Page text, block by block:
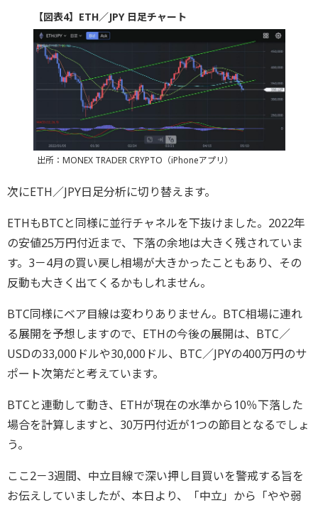
【図表4】ETH／JPY 日足チャート
出所：MONEX TRADER CRYPTO（iPhoneアプリ）
次にETH／JPY日足分析に切り替えます。
ETHもBTCと同様に並行チャネルを下抜けました。2022年
の安値25万円付近まで、下落の余地は大きく残されていま
す。3－4月の買い戻し相場が大きかったこともあり、その
反動も大きく出てくるかもしれません。
BTC同様にベア目線は変わりありません。BTC相場に連れ
る展開を予想しますので、ETHの今後の展開は、BTC／
USDの33,000ドルや30,000ドル、BTC／JPYの400万円のサ
ポート次第だと考えています。
BTCと連動して動き、ETHが現在の水準から10％下落した
場合を計算しますと、30万円付近が1つの節目となるでしょ
う。
ここ2－3週間、中立目線で深い押し目買いを警戒する旨を
お伝えしていましたが、本日より、「中立」から「やや弱